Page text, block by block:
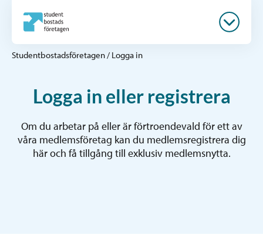
Studentbostadsföretagen/ Logga in
Logga in eller registrera
Om du arbetar på eller är förtroendevald för ett av
våra medlemsföretag kan du medlemsregistrera dig
här och få tillgång till exklusiv medlemsnytta.